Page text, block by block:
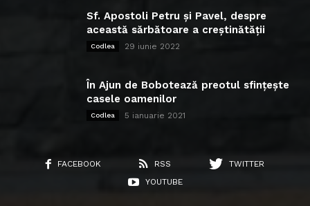
Sf. Apostoli Petru și Pavel, despre
această sărbătoare a creștinătății
Codlea 29 iunie 2022
În Ajun de Bobotează preotul sfințește
casele oamenilor
Codlea 5 ianuarie 2021
FACEBOOK RSS
TWITTER
YOUTUBE